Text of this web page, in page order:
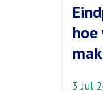
3 Jul